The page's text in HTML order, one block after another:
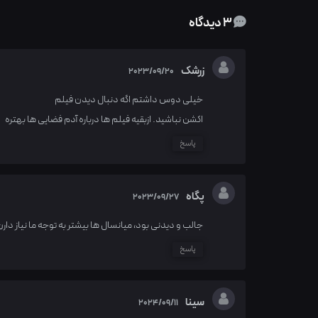
3 دیدگاه
زرشک 2023/09/20
خیلی دوس داشتم اگه دنبال دیدن فیلم
اکشن نباشید. ازبقیه فیلم ها درباره آدم فضایی ها بهتره
پاسخ
پگاه 2023/09/27
جالب و دیدنی بود، میانسال ها بیشتر به توجه ما نیاز
پاسخ
سینا 2024/09/11